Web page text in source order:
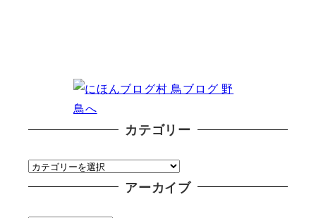
カテゴリー
カ
テ
アーカイブ